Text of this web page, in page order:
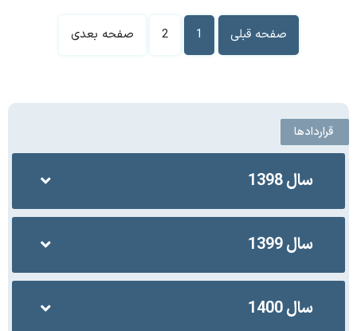
قراردادها
سال 1398
سال 1399
سال 1400
صفحه قبلی 1
2 صفحه بعدی